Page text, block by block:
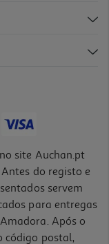
site Auchan.pt
do registo e
servem
para entregas
Após o
código postal,